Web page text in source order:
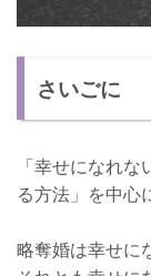
さいごに
「幸せになれ
る方法」を中心
略奪婚は幸せに